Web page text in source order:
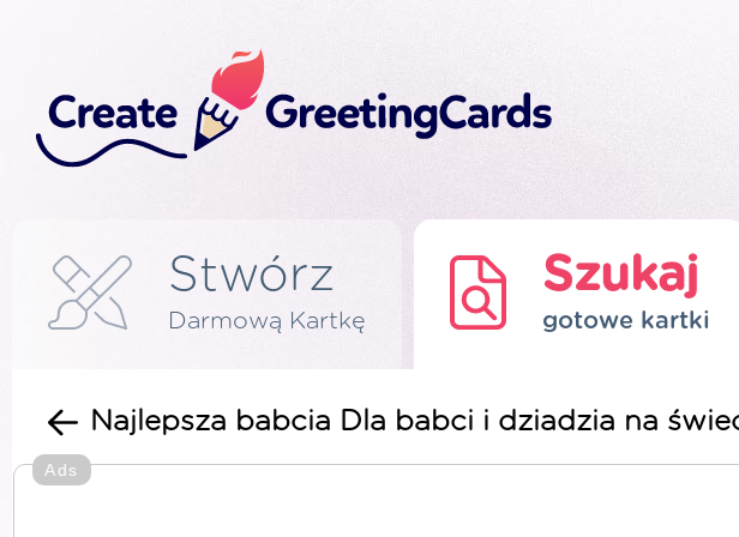
Stwórz
Darmową Kartkę
Szukaj
gotowe kartki
Najlepsza babcia Dla babci i dziadzia na
Ads